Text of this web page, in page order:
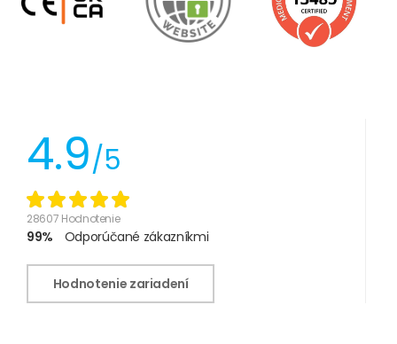
4.9/5
28607 Hodnotenie
99% Odporúčané zákazníkmi
Hodnotenie zariadení